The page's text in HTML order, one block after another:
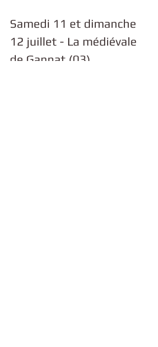
Samedi 11 et dimanche
12 juillet - La médiévale
de Gannat (03)